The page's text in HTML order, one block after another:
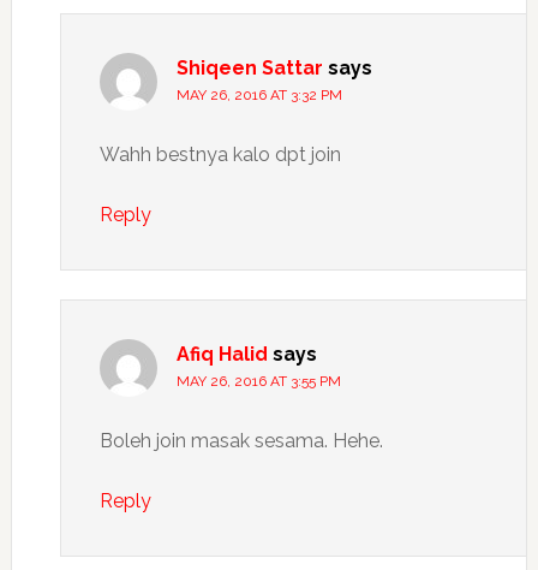
Shiqeen Sattar says
MAY 26, 2016 AT 3:32 PM
Wahh bestnya kalo dpt join
Reply
Afiq Halid says
MAY 26, 2016 AT 3:55 PM
Boleh join masak sesama. Hehe.
Reply